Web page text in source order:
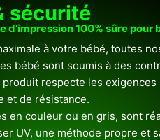
sécurité
d’impression 100% sûre pour
à votre bébé, toutes
bébé sont soumis à des
respecte les
et de résistance.
en couleur ou en gris, sont
UV, une méthode propre et